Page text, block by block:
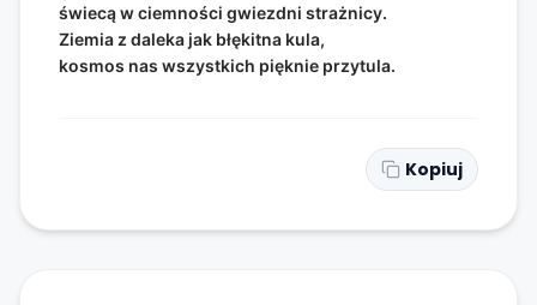
świecą w ciemności gwiezdni strażnicy.
Ziemia z daleka jak błękitna kula,
kosmos nas wszystkich pięknie przytula.
Kopiuj